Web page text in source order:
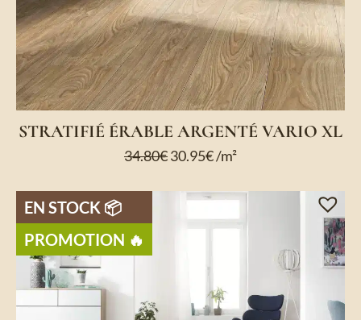
STRATIFIÉ ÉRABLE ARGENTÉ VARIO XL
34.80€30.95€/m²
EN STOCK 📦
PROMOTION 🔥